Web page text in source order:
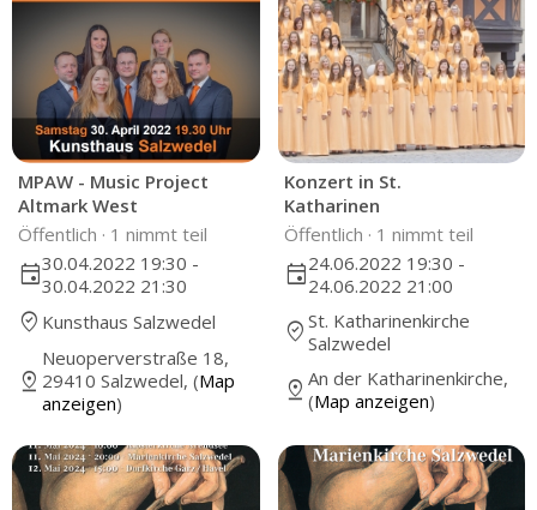
MPAW - Music Project
Altmark West
Öffentlich · 1 nimmt teil
event30.04.2022 19:30 -
30.04.2022 21:30
where_to_vote Kunsthaus Salzwedel
pin_drop
Neuoperverstraße 18,
29410 Salzwedel, (Map
anzeigen)
Konzert in St.
Katharinen
Öffentlich · 1 nimmt teil
event24.06.2022 19:30 -
24.06.2022 21:00
where_to_vote St. Katharinenkirche
Salzwedel
pin_drop An der Katharinenkirche,
(Map anzeigen)